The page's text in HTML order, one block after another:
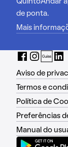
QuintoAndar
de ponta.
Mais
Aviso de
Termos e
Política de
Preferências
Manual do